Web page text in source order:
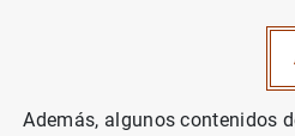
Economic
Además, algunos contenidos